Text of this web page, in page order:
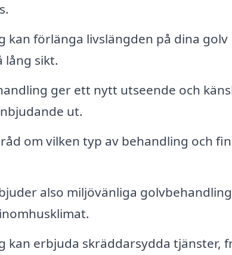
kan förlänga livslängden på dina golv
lång sikt.
ger ett nytt utseende och
ut.
om vilken typ av behandling och
also miljövänliga
kan erbjuda skräddarsydda tjänster,